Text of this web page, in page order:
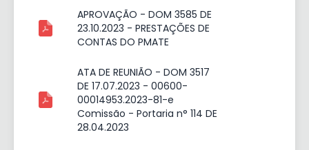
APROVAÇÃO - DOM 3585 DE
23.10.2023 - PRESTAÇÕES DE
CONTAS DO PMATE
ATA DE REUNIÃO - DOM 3517
DE 17.07.2023 - 00600-
00014953.2023-81-e
Comissão - Portaria n° 114 DE
28.04.2023